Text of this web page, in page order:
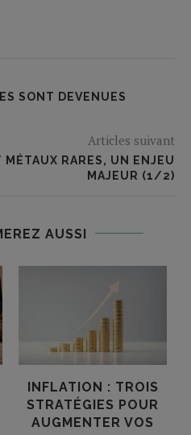
SONT DEVENUES
Articles suivant
MÉTAUX RARES, UN ENJEU
MAJEUR (1/2)
AUSSI
INFLATION : TROIS
STRATÉGIES POUR
AUGMENTER VOS